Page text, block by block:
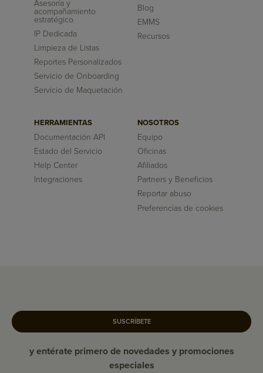
Asesoría y
acompañamiento
estratégico
IP Dedicada
Limpieza de Listas
Reportes Personalizados
Servicio de Onboarding
Servicio de Maquetación
Blog
EMMS
Recursos
HERRAMIENTAS
Documentación API
Estado del Servicio
Help Center
Integraciones
NOSOTROS
Equipo
Oficinas
Afiliados
Partners y Beneficios
Reportar abuso
Preferencias de cookies
SUSCRÍBETE
y entérate primero de novedades y promociones
especiales